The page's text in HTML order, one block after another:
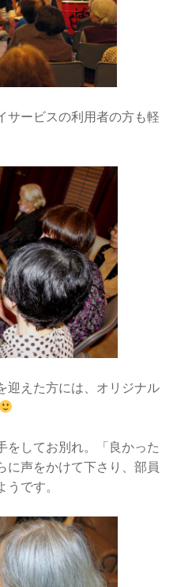
サービスの利用者の方も軽
迎えた方には、オリジナル
をしてお別れ。「良かった
に声をかけて下さり、部員
うです。